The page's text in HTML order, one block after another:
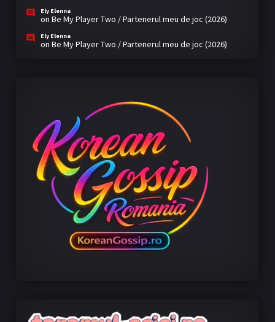
Ely Elenna
on Be My Player Two / Partenerul meu de joc (2026)
Ely Elenna
on Be My Player Two / Partenerul meu de joc (2026)